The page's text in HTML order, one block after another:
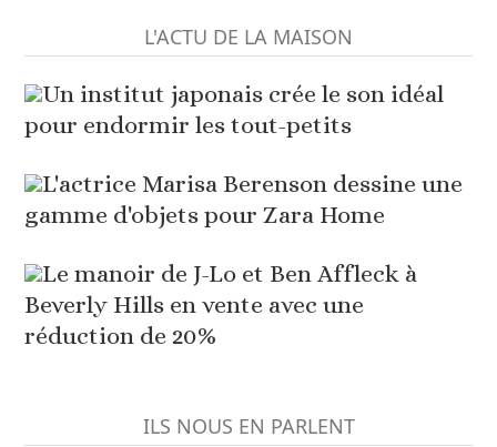
L'ACTU DE LA MAISON
Un institut japonais crée le son idéal
pour endormir les tout-petits
L'actrice Marisa Berenson dessine une
gamme d'objets pour Zara Home
Le manoir de J-Lo et Ben Affleck à
Beverly Hills en vente avec une
réduction de 20%
ILS NOUS EN PARLENT